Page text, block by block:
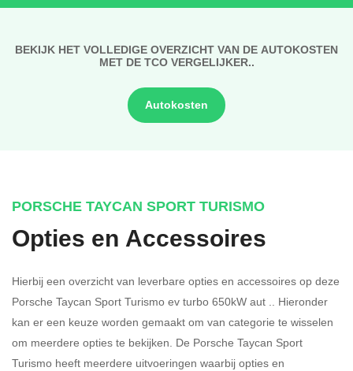
BEKIJK HET VOLLEDIGE OVERZICHT VAN DE AUTOKOSTEN
MET DE TCO VERGELIJKER..
Autokosten
PORSCHE TAYCAN SPORT TURISMO
Opties en Accessoires
Hierbij een overzicht van leverbare opties en accessoires op deze
Porsche Taycan Sport Turismo ev turbo 650kW aut .. Hieronder
kan er een keuze worden gemaakt om van categorie te wisselen
om meerdere opties te bekijken. De Porsche Taycan Sport
Turismo heeft meerdere uitvoeringen waarbij opties en